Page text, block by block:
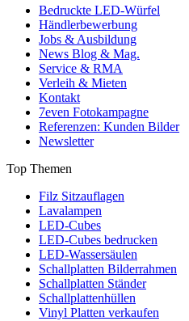
Bedruckte LED-Würfel
Händlerbewerbung
Jobs & Ausbildung
News Blog & Mag.
Service & RMA
Verleih & Mieten
Kontakt
7even Fotokampagne
Referenzen: Kunden Bilder
Newsletter
Top Themen
Filz Sitzauflagen
Lavalampen
LED-Cubes
LED-Cubes bedrucken
LED-Wassersäulen
Schallplatten Bilderrahmen
Schallplatten Ständer
Schallplattenhüllen
Vinyl Platten verkaufen